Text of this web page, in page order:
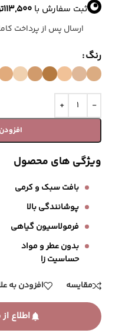
ثبت سفارش با 113,500
ارسال پس از پرداخت
رنگ
ویژگی های محصول
بافت سبک و کرمی
پوشانندگی بالا
فرمولاسیون گیاهی
بدون عطر و مواد
حساسیت زا
مقایسه افزودن به
اطلاع